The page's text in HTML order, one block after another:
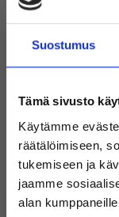
Suostumus
Tämä sivusto
Käytämme
räätälöimiseen,
tukemiseen ja
jaamme
alan
Kuinka
Miten
Suosituimmat